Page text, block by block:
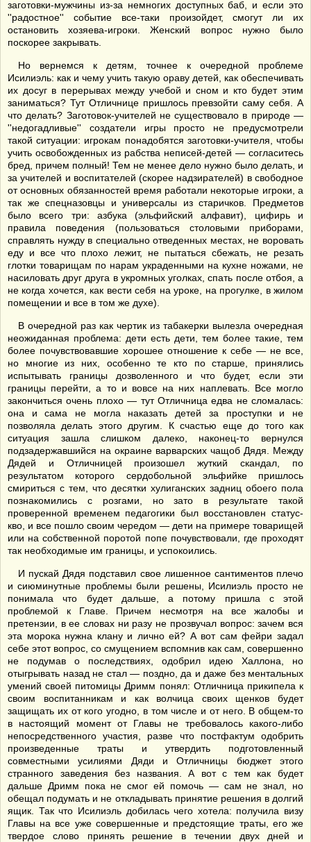
заготовки-мужчины из-за немногих доступных баб, и если это
''радостное'' событие все-таки произойдет, смогут ли их
остановить хозяева-игроки. Женский вопрос нужно было
поскорее закрывать.
Но вернемся к детям, точнее к очередной проблеме
Исилиэль: как и чему учить такую ораву детей, как обеспечивать
их досуг в перерывах между учебой и сном и кто будет этим
заниматься? Тут Отличнице пришлось превзойти саму себя. А
что делать? Заготовок-учителей не существовало в природе —
''недогадливые'' создатели игры просто не предусмотрели
такой ситуации: игрокам понадобятся заготовки-учителя, чтобы
учить освобожденных из рабства неписей-детей — согласитесь
бред, причем полный! Тем не менее дело нужно было делать, и
за учителей и воспитателей (скорее надзирателей) в свободное
от основных обязанностей время работали некоторые игроки, а
так же спецназовцы и универсалы из старичков. Предметов
было всего три: азбука (эльфийский алфавит), цифирь и
правила поведения (пользоваться столовыми приборами,
справлять нужду в специально отведенных местах, не воровать
еду и все что плохо лежит, не пытаться сбежать, не резать
глотки товарищам по нарам украденными на кухне ножами, не
насиловать друг друга в укромных уголках, спать после отбоя, а
не когда хочется, как вести себя на уроке, на прогулке, в жилом
помещении и все в том же духе).
В очередной раз как чертик из табакерки вылезла очередная
неожиданная проблема: дети есть дети, тем более такие, тем
более почувствовавшие хорошее отношение к себе — не все,
но многие из них, особенно те кто по старше, принялись
испытывать границы дозволенного и что будет, если эти
границы перейти, а то и вовсе на них наплевать. Все могло
закончиться очень плохо — тут Отличница едва не сломалась:
она и сама не могла наказать детей за проступки и не
позволяла делать этого другим. К счастью еще до того как
ситуация зашла слишком далеко, наконец-то вернулся
подзадержавшийся на окраине варварских чащоб Дядя. Между
Дядей и Отличницей произошел жуткий скандал, по
результатом которого сердобольной эльфийке пришлось
смириться с тем, что десятки хулиганских задниц обоего пола
познакомились с розгами, но зато в результате такой
проверенной временем педагогики был восстановлен статус-
кво, и все пошло своим чередом — дети на примере товарищей
или на собственной поротой попе почувствовали, где проходят
так необходимые им границы, и успокоились.
И пускай Дядя подставил свое лишенное сантиментов плечо
и сиюминутные проблемы были решены, Исилиэль просто не
понимала что будет дальше, а потому пришла с этой
проблемой к Главе. Причем несмотря на все жалобы и
претензии, в ее словах ни разу не прозвучал вопрос: зачем вся
эта морока нужна клану и лично ей? А вот сам фейри задал
себе этот вопрос, со смущением вспомнив как сам, совершенно
не подумав о последствиях, одобрил идею Халлона, но
отыгрывать назад не стал — поздно, да и даже без ментальных
умений своей питомицы Дримм понял: Отличница прикипела к
своим воспитанникам и как волчица своих щенков будет
защищать их от кого угодно, в том числе и от него. В общем-то
в настоящий момент от Главы не требовалось какого-либо
непосредственного участия, разве что постфактум одобрить
произведенные траты и утвердить подготовленный
совместными усилиями Дяди и Отличницы бюджет этого
странного заведения без названия. А вот с тем как будет
дальше Дримм пока не смог ей помочь — сам не знал, но
обещал подумать и не откладывать принятие решения в долгий
ящик. Так что Исилиэль добилась чего хотела: получила визу
Главы на все уже совершенные и предстоящие траты, его же
твердое слово принять решение в течении двух дней и